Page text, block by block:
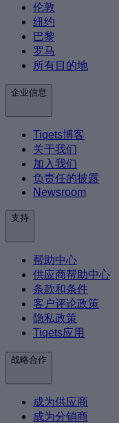
伦敦
纽约
巴黎
罗马
所有目的地
企业信息
Tiqets博客
关于我们
加入我们
负责任的披露
Newsroom
支持
帮助中心
供应商帮助中心
条款和条件
客户评论政策
隐私政策
Tiqets应用
战略合作
成为供应商
成为分销商